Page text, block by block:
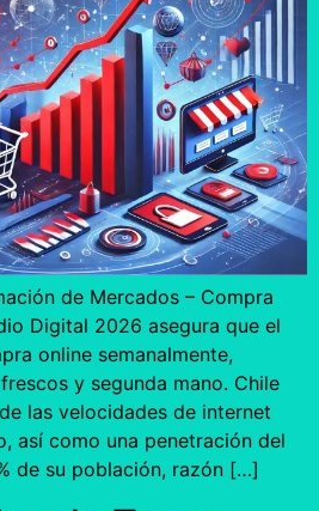
de Mercados – Compra
Digital 2026 asegura que el
online semanalmente,
y segunda mano. Chile
las velocidades de internet
así como una penetración del
de su población, razón […]